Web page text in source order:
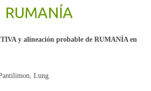
RUMANÍA
y alineación probable de RUMANÍA en
Lung.